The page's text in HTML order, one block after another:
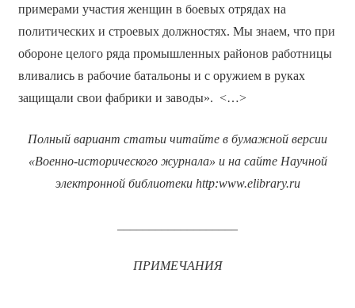
примерами участия женщин в боевых отрядах на
политических и строевых должностях. Мы знаем, что при
обороне целого ряда промышленных районов работницы
вливались в рабочие батальоны и с оружием в руках
защищали свои фабрики и заводы». <…>
Полный вариант статьи читайте в бумажной версии
«Военно-исторического журнала» и на сайте Научной
электронной библиотеки http:www.elibrary.ru
ПРИМЕЧАНИЯ